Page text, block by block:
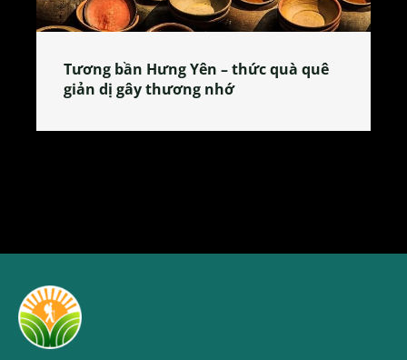
Tương bần Hưng Yên – thức quà quê
giản dị gây thương nhớ